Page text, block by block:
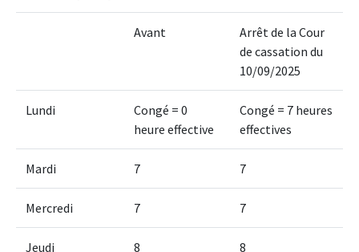
Avant
Arrêt de la Cour
de cassation du
10/09/2025
Lundi
Congé = 0
heure effective
Congé = 7 heures
effectives
Mardi 7 7
Mercredi 7 7
Jeudi 8 8